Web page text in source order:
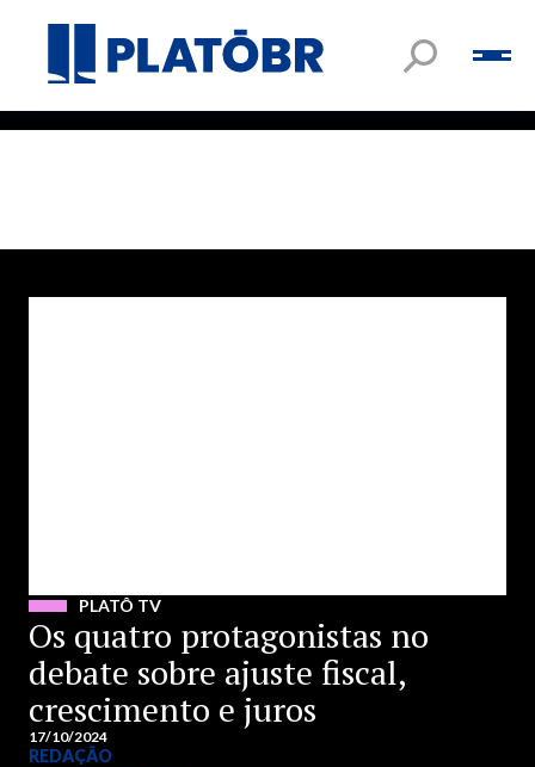
PLATÔ TV
Os quatro protagonistas no
debate sobre ajuste fiscal,
crescimento e juros
17/10/2024
REDAÇÃO